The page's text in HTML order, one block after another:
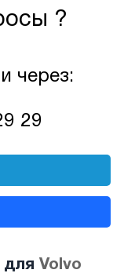
?
через:
29
для Volvo